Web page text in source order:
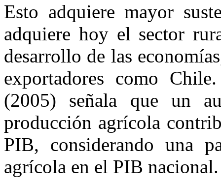
Esto adquiere mayor
adquiere hoy el sector
desarrollo de las
exportadores como
(2005) señala que un
producción agrícola
PIB, considerando una
agrícola en el PIB nacional.